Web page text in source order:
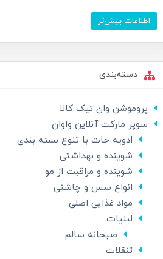
اطلاعات بیش‌تر
دسته‌بندی
پروموشن وان تیک کالا
سوپر مارکت آنلاین واوان
ادویه جات با تنوع بسته بندی
شوینده و بهداشتی
شوینده و مراقبت از مو
انواع سس و چاشنی
مواد غذایی اصلی
لبنیات
صبحانه سالم
تنقلات